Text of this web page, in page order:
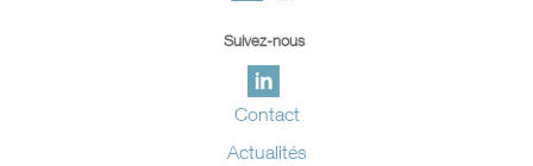
Suivez-nous
Contact
Actualités